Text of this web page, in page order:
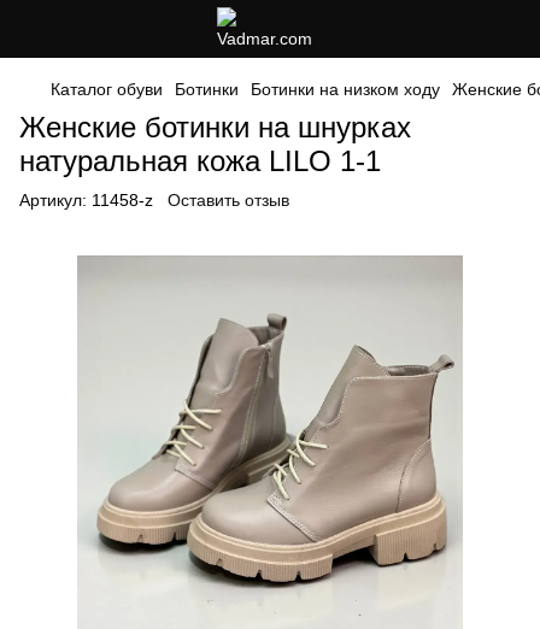
Каталог обуви Ботинки Ботинки на низком ходу Женские
Женские ботинки на шнурках
натуральная кожа LILO 1-1
Артикул: 11458-z Оставить отзыв